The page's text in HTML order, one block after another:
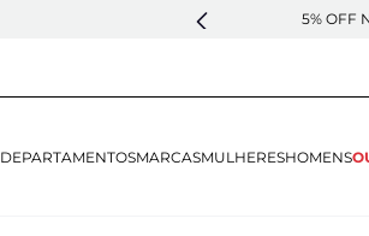
5% OFF
DEPARTAMENTOSMARCASMULHERESHOMENS